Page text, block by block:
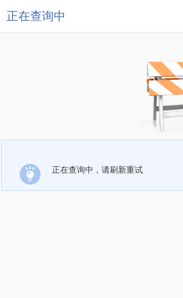
正在查询中
正在查询中，请刷新重试